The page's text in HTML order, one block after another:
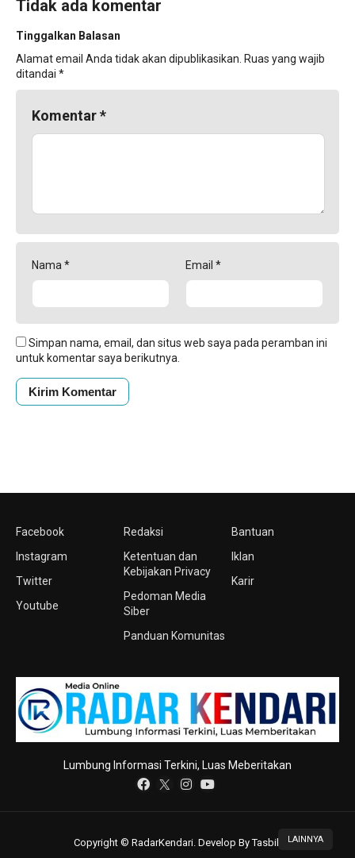
Tidak ada komentar
Tinggalkan Balasan
Alamat email Anda tidak akan dipublikasikan. Ruas yang wajib
ditandai *
Komentar*
Nama * Email *
Simpan nama, email, dan situs web saya pada peramban ini
untuk komentar saya berikutnya.
LAINNYA
Facebook
Instagram
Twitter
Youtube
Redaksi
Ketentuan dan
Kebijakan Privacy
Pedoman Media
Siber
Panduan Komunitas
Bantuan
Iklan
Karir
Lumbung Informasi Terkini, Luas Meberitakan
Copyright © RadarKendari. Develop By Tasbih